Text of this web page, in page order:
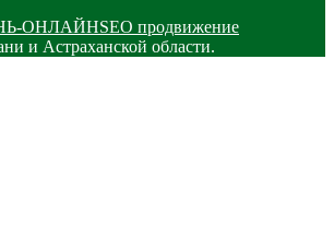
ОНЛАЙНSEO продвижение
и Астраханской области.